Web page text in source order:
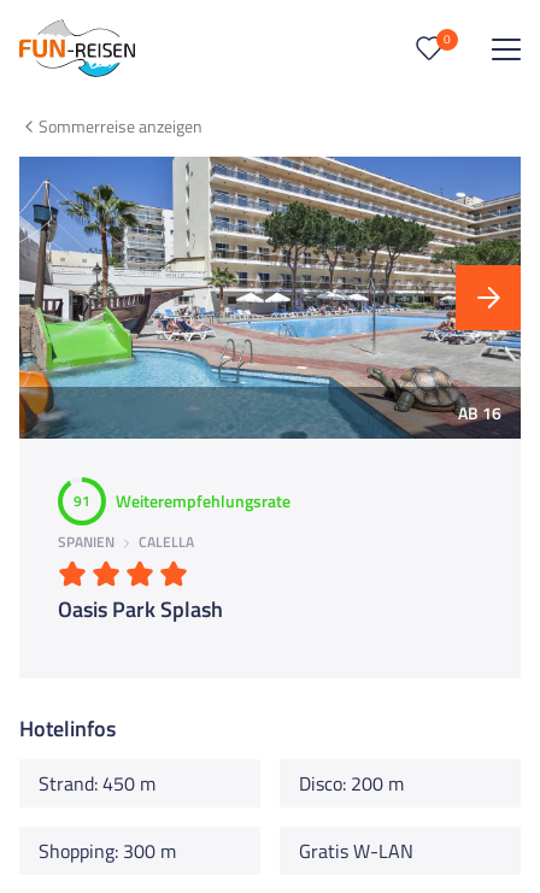
0
Keine Reisen auf der Merkliste
Sommerreise anzeigen
AB 16
91 Weiterempfehlungsrate
SPANIEN CALELLA
Oasis Park Splash
Hotelinfos
Strand: 450 m Disco: 200 m
Shopping: 300 m Gratis W-LAN